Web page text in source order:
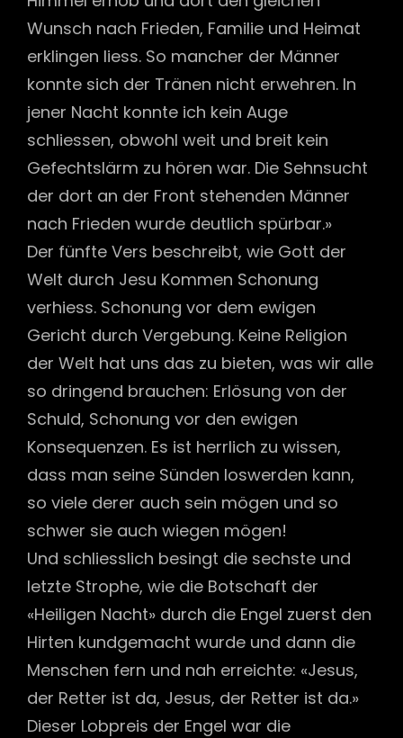
Wunsch nach Frieden, Familie und Heimat
erklingen liess. So mancher der Männer
konnte sich der Tränen nicht erwehren. In
jener Nacht konnte ich kein Auge
schliessen, obwohl weit und breit kein
Gefechtslärm zu hören war. Die Sehnsucht
der dort an der Front stehenden Männer
nach Frieden wurde deutlich spürbar.»
Der fünfte Vers beschreibt, wie Gott der
Welt durch Jesu Kommen Schonung
verhiess. Schonung vor dem ewigen
Gericht durch Vergebung. Keine Religion
der Welt hat uns das zu bieten, was wir alle
so dringend brauchen: Erlösung von der
Schuld, Schonung vor den ewigen
Konsequenzen. Es ist herrlich zu wissen,
dass man seine Sünden loswerden kann,
so viele derer auch sein mögen und so
schwer sie auch wiegen mögen!
Und schliesslich besingt die sechste und
letzte Strophe, wie die Botschaft der
«Heiligen Nacht» durch die Engel zuerst den
Hirten kundgemacht wurde und dann die
Menschen fern und nah erreichte: «Jesus,
der Retter ist da, Jesus, der Retter ist da.»
Dieser Lobpreis der Engel war die